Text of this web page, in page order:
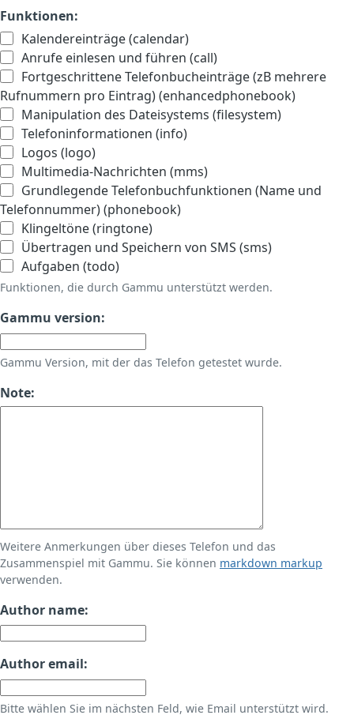
Funktionen:
Kalendereinträge (calendar)
Anrufe einlesen und führen (call)
Fortgeschrittene Telefonbucheinträge (zB mehrere
Rufnummern pro Eintrag) (enhancedphonebook)
Manipulation des Dateisystems (filesystem)
Telefoninformationen (info)
Logos (logo)
Multimedia-Nachrichten (mms)
Grundlegende Telefonbuchfunktionen (Name und
Telefonnummer) (phonebook)
Klingeltöne (ringtone)
Übertragen und Speichern von SMS (sms)
Aufgaben (todo)
Funktionen, die durch Gammu unterstützt werden.
Gammu version:
Gammu Version, mit der das Telefon getestet wurde.
Note:
Weitere Anmerkungen über dieses Telefon und das
Zusammenspiel mit Gammu. Sie können markdown markup
verwenden.
Author name:
Author email:
Bitte wählen Sie im nächsten Feld, wie Email unterstützt wird.